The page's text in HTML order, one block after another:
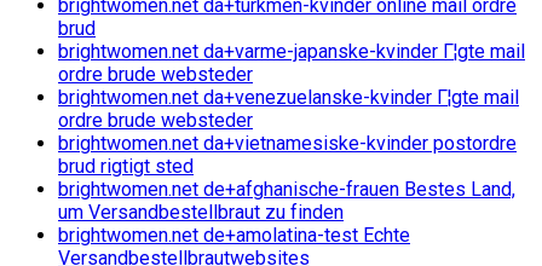
brightwomen.net da+turkmen-kvinder online mail ordre
brud
brightwomen.net da+varme-japanske-kvinder Г¦gte mail
ordre brude websteder
brightwomen.net da+venezuelanske-kvinder Г¦gte mail
ordre brude websteder
brightwomen.net da+vietnamesiske-kvinder postordre
brud rigtigt sted
brightwomen.net de+afghanische-frauen Bestes Land,
um Versandbestellbraut zu finden
brightwomen.net de+amolatina-test Echte
Versandbestellbrautwebsites